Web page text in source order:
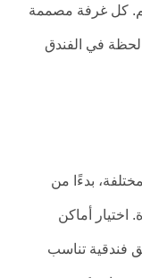
كل غرفة مصممة
لحظة في الفندق
بدءًا من
اختيار أماكن
فندقية تناسب